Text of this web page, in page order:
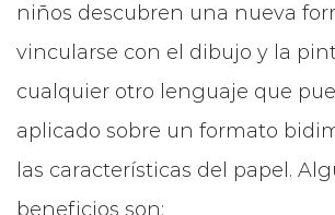
niños descubren una nueva
vincularse con el dibujo y la
cualquier otro lenguaje que
aplicado sobre un formato
las características del papel.
beneficios son: